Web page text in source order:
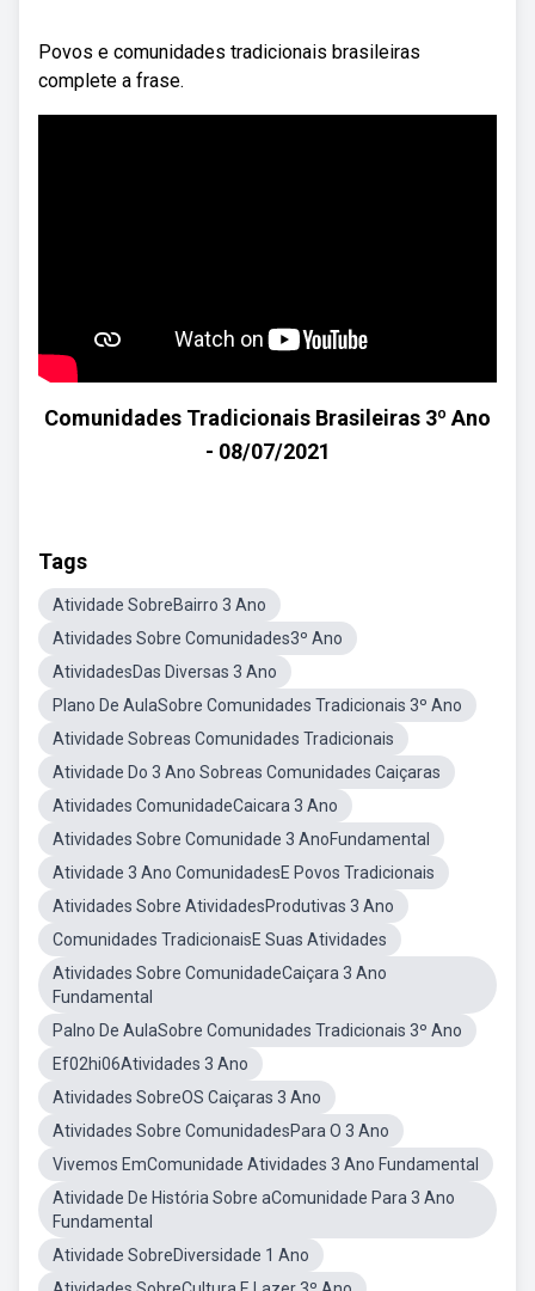
Povos e comunidades tradicionais brasileiras
complete a frase.
Comunidades Tradicionais Brasileiras 3º Ano
- 08/07/2021
Tags
Atividade SobreBairro 3 Ano
Atividades Sobre Comunidades3º Ano
AtividadesDas Diversas 3 Ano
Plano De AulaSobre Comunidades Tradicionais 3º Ano
Atividade Sobreas Comunidades Tradicionais
Atividade Do 3 Ano Sobreas Comunidades Caiçaras
Atividades ComunidadeCaicara 3 Ano
Atividades Sobre Comunidade 3 AnoFundamental
Atividade 3 Ano ComunidadesE Povos Tradicionais
Atividades Sobre AtividadesProdutivas 3 Ano
Comunidades TradicionaisE Suas Atividades
Atividades Sobre ComunidadeCaiçara 3 Ano
Fundamental
Palno De AulaSobre Comunidades Tradicionais 3º Ano
Ef02hi06Atividades 3 Ano
Atividades SobreOS Caiçaras 3 Ano
Atividades Sobre ComunidadesPara O 3 Ano
Vivemos EmComunidade Atividades 3 Ano Fundamental
Atividade De História Sobre aComunidade Para 3 Ano
Fundamental
Atividade SobreDiversidade 1 Ano